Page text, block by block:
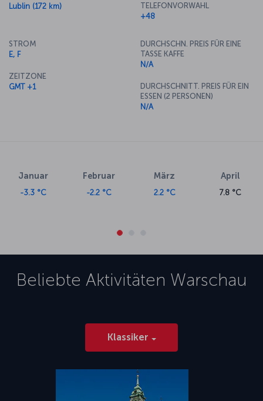
Lublin (172 km)
TELEFONVORWAHL
+48
STROM
E, F
ZEITZONE
GMT +1
DURCHSCHN. PREIS FÜR EINE
TASSE KAFFE
N/A
DURCHSCHNITT. PREIS FÜR EIN
ESSEN (2 PERSONEN)
N/A
Januar
-3.3 °C
Februar
-2.2 °C
März
2.2 °C
April
7.8 °C
Beliebte Aktivitäten Warschau
Klassiker